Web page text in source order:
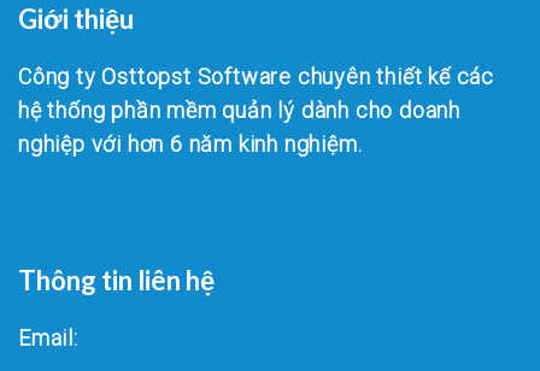
Giới thiệu
Công ty Osttopst Software chuyên thiết kế các
hệ thống phần mềm quản lý dành cho doanh
nghiệp với hơn 6 năm kinh nghiệm.
Thông tin liên hệ
Email: